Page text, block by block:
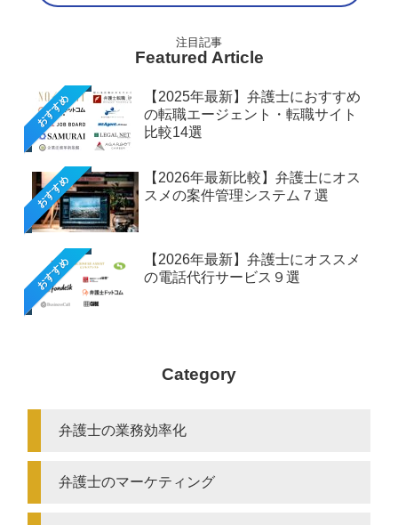
Featured Article
おすすめ
【2025年最新】弁護士におすすめ
の転職エージェント・転職サイト
比較14選
おすすめ
【2026年最新比較】弁護士にオス
スメの案件管理システム７選
おすすめ
【2026年最新】弁護士にオススメ
の電話代行サービス９選
Category
弁護士の業務効率化
弁護士のマーケティング